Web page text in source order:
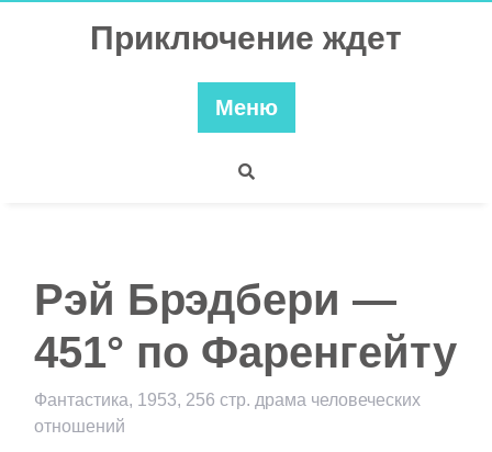
Приключение ждет
Меню
Рэй Брэдбери —
451° по Фаренгейту
Фантастика, 1953, 256 стр. драма человеческих
отношений